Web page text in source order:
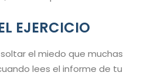
EJERCICIO
el miedo que muchas
lees el informe de tu